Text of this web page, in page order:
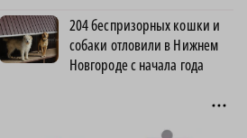
204 беспризорных кошки и
собаки отловили в Нижнем
Новгороде с начала года